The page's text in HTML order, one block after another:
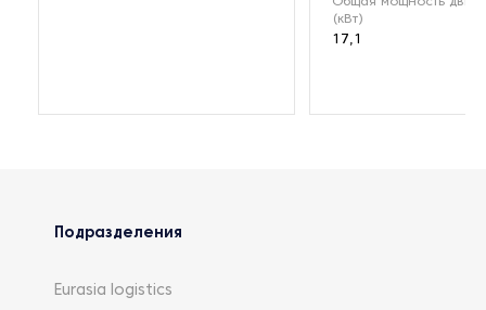
(кВт)
17,1
Подразделения
Eurasia logistics